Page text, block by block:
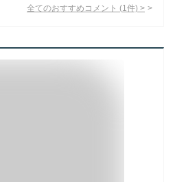
全てのおすすめコメント (1 件) >